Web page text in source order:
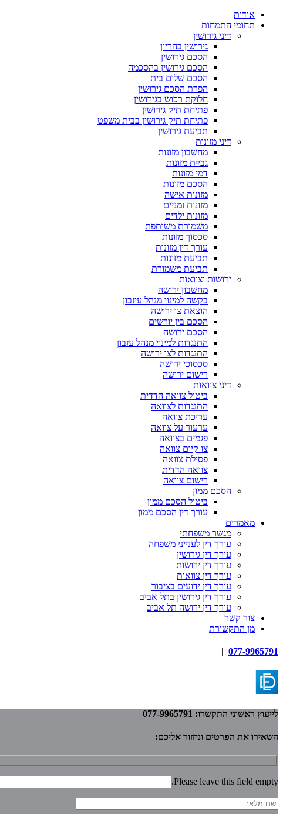
אודות
תחומי התמחות
דיני גירושין
גירושין בהריון
הסכם גירושין
הסכם גירושין בהסכמה
הסכם שלום בית
הפרת הסכם גירושין
חלוקת רכוש בגירושין
פתיחת תיק גירושין
פתיחת תיק גירושין בבית משפט
תביעת גירושין
דיני מזונות
מחשבון מזונות
גביית מזונות
דמי מזונות
הסכם מזונות
מזונות אישה
מזונות זמניים
מזונות ילדים
משמורת משותפת
סכסוך מזונות
עורך דין מזונות
תביעת מזונות
תביעת משמורת
ירושות וצוואות
מחשבון ירושה
בקשה למינוי מנהל עיזבון
הוצאת צו ירושה
הסכם בין יורשים
הסכם ירושה
התנגדות למינוי מנהל עזבון
התנגדות לצו ירושה
סכסוכי ירושה
רישום ירושה
דיני צוואות
ביטול צוואה הדדית
התנגדות לצוואה
עריכת צוואה
ערעור על צוואה
פגמים בצוואה
צו קיום צוואה
פסילת צוואה
צוואה הדדית
רישום צוואה
הסכם ממון
ביטול הסכם ממון
עורך דין הסכם ממון
מאמרים
מגשר משפחתי
עורך דין לענייני משפחה
עורך דין גירושין
עורך דין ירושות
עורך דין צוואות
עורך דין ידועים בציבור
עורך דין גירושין בתל אביב
עורך דין ירושה תל אביב
צור קשר
מן התקשורת
077-9965791
|
לייעוץ ראשוני התקשרו: 077-9965791
השאירו את הפרטים ונחזור אליכם:
Please leave this field empty.